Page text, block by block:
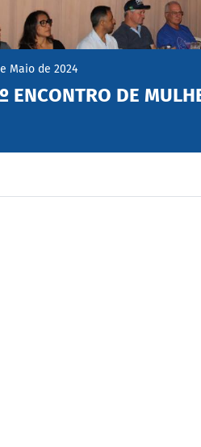
Maio de 2024
ENCONTRO DE